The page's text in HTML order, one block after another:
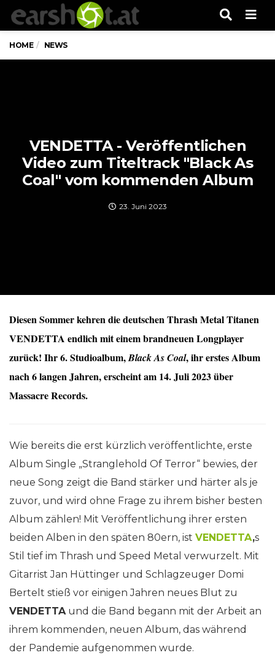
HOME NEWS
VENDETTA - Veröffentlichen
Video zum Titeltrack "Black As
Coal" vom kommenden Album
23. Juni 2023
Diesen Sommer kehren die deutschen Thrash Metal Titanen
VENDETTA endlich mit einem brandneuen Longplayer
zurück! Ihr 6. Studioalbum,Black As Coal, ihr erstes Album
nach 6 langen Jahren, erscheint am 14. Juli 2023über
Massacre Records.
Wie bereits die erst kürzlich veröffentlichte, erste
Album Single „Stranglehold Of Terror“ bewies, der
neue Song zeigt die Band stärker und härter als je
zuvor, und wird ohne Frage zu ihrem bisher besten
Album zählen! Mit Veröffentlichung ihrer ersten
beiden Alben in den späten 80ern, ist VENDETTA‚s
Stil tief im Thrash und Speed Metal verwurzelt. Mit
Gitarrist Jan Hüttinger und Schlagzeuger Domi
Bertelt stieß vor einigen Jahren neues Blut zu
VENDETTAund die Band begann mit der Arbeit an
ihrem kommenden, neuen Album, das während
der Pandemie aufgenommen wurde.